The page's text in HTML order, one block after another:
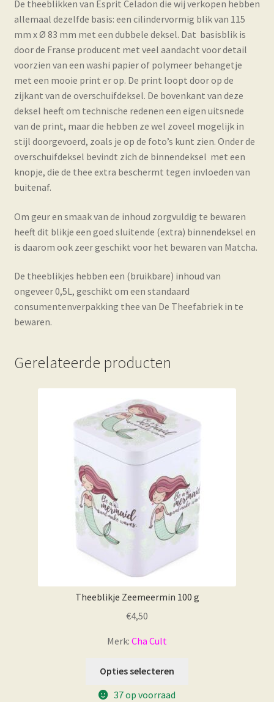
De theeblikken van Esprit Celadon die wij verkopen hebben
allemaal dezelfde basis: een cilindervormig blik van 115
mm x Ø 83 mm met een dubbele deksel. Dat basisblik is
door de Franse producent met veel aandacht voor detail
voorzien van een washi papier of polymeer behangetje
met een mooie print er op. De print loopt door op de
zijkant van de overschuifdeksel. De bovenkant van deze
deksel heeft om technische redenen een eigen uitsnede
van de print, maar die hebben ze wel zoveel mogelijk in
stijl doorgevoerd, zoals je op de foto’s kunt zien. Onder de
overschuifdeksel bevindt zich de binnendeksel met een
knopje, die de thee extra beschermt tegen invloeden van
buitenaf.
Om geur en smaak van de inhoud zorgvuldig te bewaren
heeft dit blikje een goed sluitende (extra) binnendeksel en
is daarom ook zeer geschikt voor het bewaren van Matcha.
De theeblikjes hebben een (bruikbare) inhoud van
ongeveer 0,5L, geschikt om een standaard
consumentenverpakking thee van De Theefabriek in te
bewaren.
Gerelateerde producten
Theeblikje Zeemeermin 100 g
€4,50
Merk: Cha Cult
Opties selecteren
37 op voorraad